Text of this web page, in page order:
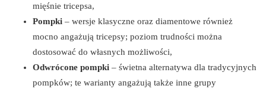
mięśnie tricepsa,
Pompki – wersje klasyczne oraz diamentowe również
mocno angażują tricepsy; poziom trudności można
dostosować do własnych możliwości,
Odwrócone pompki – świetna alternatywa dla tradycyjnych
pompków; te warianty angażują także inne grupy